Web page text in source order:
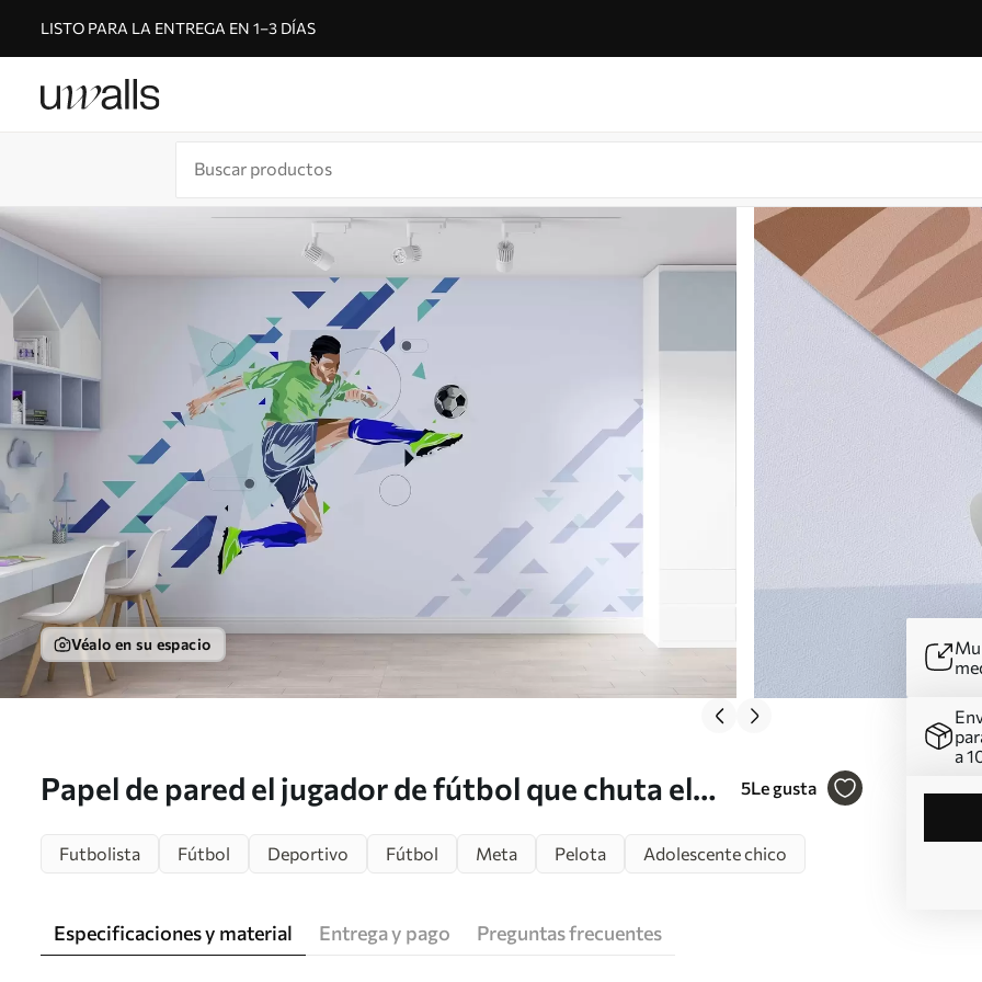
LISTO PARA LA ENTREGA EN 1–3 DÍAS
Véalo en su espacio
Papel de pared el jugador de fútbol que chuta el
5Le gusta
a
Futbolista Fútbol Deportivo Fútbol Meta Pelota Adolescente chico
Especificaciones y material Entrega y pago Preguntas frecuentes